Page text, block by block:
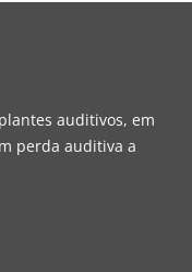
auditivos, em
perda auditiva a